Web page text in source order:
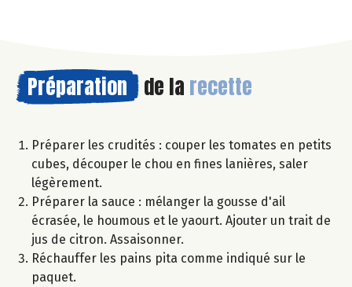
Préparation de la recette
Préparer les crudités : couper les tomates en petits
cubes, découper le chou en fines lanières, saler
légèrement.
Préparer la sauce : mélanger la gousse d'ail
écrasée, le houmous et le yaourt. Ajouter un trait de
jus de citron. Assaisonner.
Réchauffer les pains pita comme indiqué sur le
paquet.